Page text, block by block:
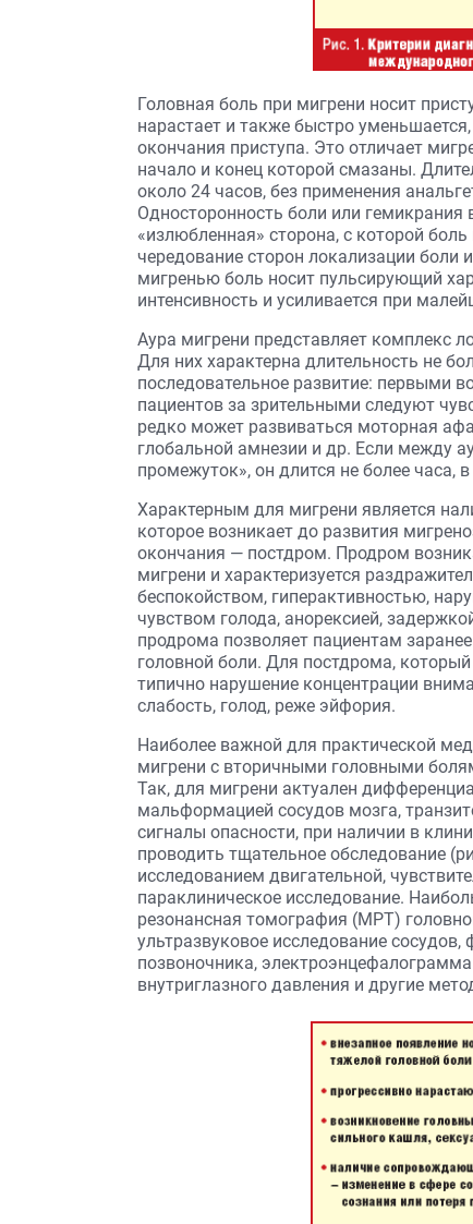
Головная боль при мигрени носит
нарастает и также быстро
окончания приступа. Это отличает
начало и конец которой смазаны.
около 24 часов, без применения
Односторонность боли или гемикрания
«излюбленная» сторона, с которой
чередование сторон локализации боли
мигренью боль носит пульсирующий
интенсивность и усиливается при
Аура мигрени представляет комплекс
Для них характерна длительность не
последовательное развитие: первыми
пациентов за зрительными следуют
редко может развиваться моторная
глобальной амнезии и др. Если между
промежуток», он длится не более часа,
Характерным для мигрени является
которое возникает до развития
окончания — постдром. Продром
мигрени и характеризуется
беспокойством, гиперактивностью,
чувством голода, анорексией,
продрома позволяет пациентам
головной боли. Для постдрома,
типично нарушение концентрации
слабость, голод, реже эйфория.
Наиболее важной для практической
мигрени с вторичными головными
Так, для мигрени актуален
мальформацией сосудов мозга,
сигналы опасности, при наличии в
проводить тщательное обследование
исследованием двигательной,
параклиническое исследование.
резонансная томография (МРТ)
ультразвуковое исследование
позвоночника,
внутриглазного давления и другие